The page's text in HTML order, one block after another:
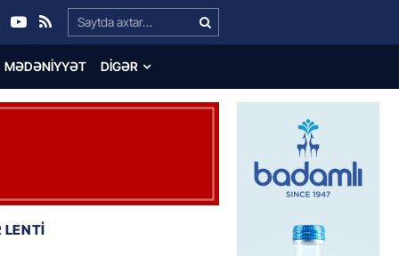
Search…
MƏDƏNIYYƏT DIGƏR